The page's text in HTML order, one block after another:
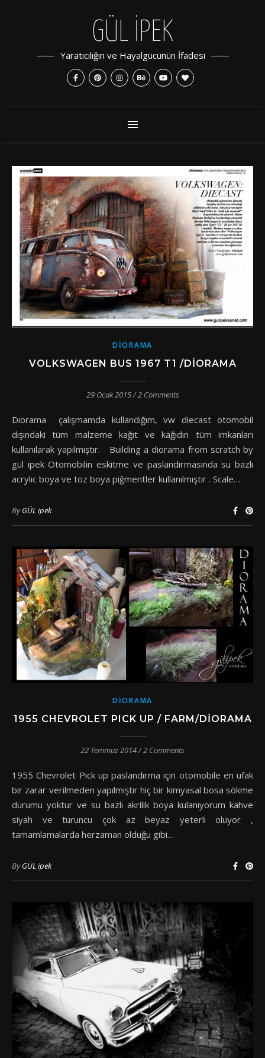
GÜL İPEK
Yaratıcılığın ve Hayalgücünün İfadesi
DIORAMA
VOLKSWAGEN BUS 1967 T1 /DIORAMA
29 Ocak 2015/2 Comments
Dıorama çalışmamda kullandığım, vw diecast otomobil
dışındaki tüm malzeme kağıt ve kağıdın tüm imkanları
kullanılarak yapılmıştır. Building a diorama from scratch by
gül ipek Otomobilin eskitme ve paslandırmasında su bazlı
acrylıc boya ve toz boya piğmentler kullanılmıştır . Scale…
ByGÜL ipek
DIORAMA
1955 CHEVROLET PICK UP / FARM/DIORAMA
22 Temmuz 2014/2 Comments
1955 Chevrolet Pıck up paslandırma için otomobile en ufak
bir zarar verilmeden yapılmıştır hiç bir kimyasal bosa sökme
durumu yoktur ve su bazlı akrilik boya kulanıyorum kahve
siyah ve turuncu çok az beyaz yeterli oluyor ,
tamamlamalarda herzaman olduğu gibi…
ByGÜL ipek